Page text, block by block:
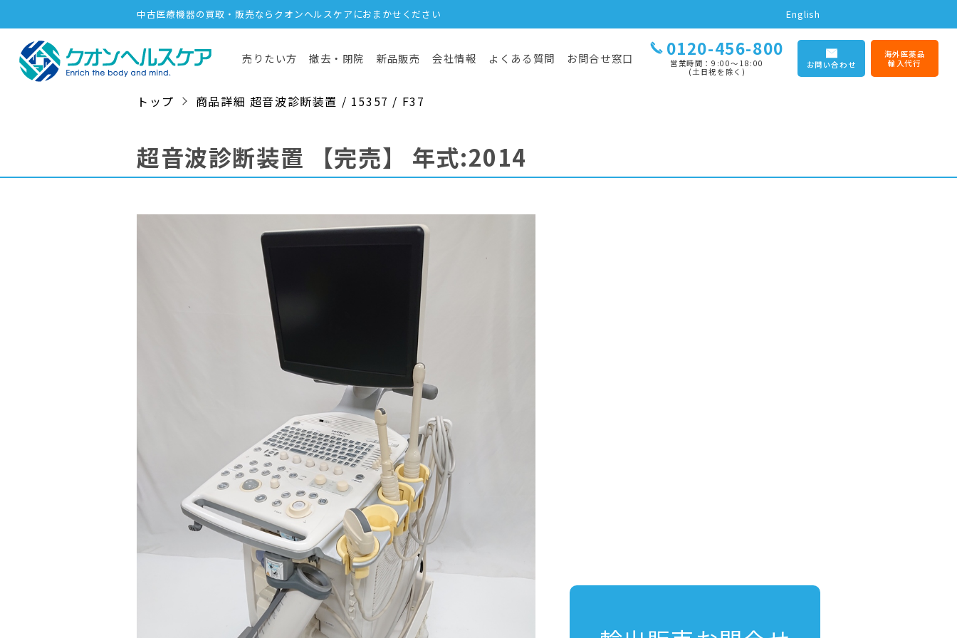
中古医療機器の買取・販売ならクオンヘルスケアにおまかせください English
売りたい方 撤去・閉院 新品販売 会社情報 よくある質問 お問合せ窓口 0120-456-800
営業時間：9:00〜18:00
(土日祝を除く)
お問い合わせ
海外医薬品
輸入代行
トップ 商品詳細 超音波診断装置 / 15357 / F37
超音波診断装置 【完売】 年式:2014